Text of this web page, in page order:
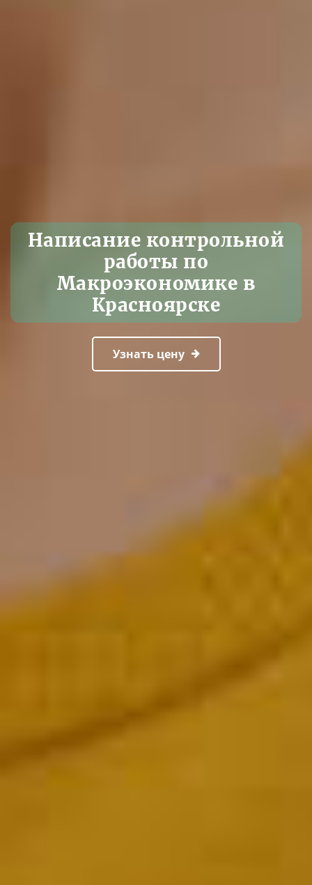
Написание контрольной
работы по
Макроэкономике в
Красноярске
Узнать цену